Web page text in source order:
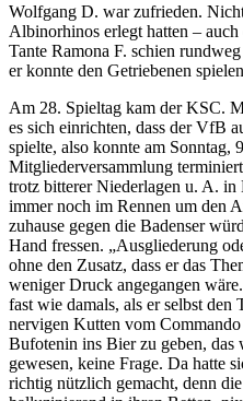
Wolfgang D. war zufrieden.
Albinorhinos erlegt hatten –
Tante Ramona F. schien
er konnte den Getriebenen
Am 28. Spieltag kam der KSC.
es sich einrichten, dass der VfB
spielte, also konnte am Sonntag,
Mitgliederversammlung
trotz bitterer Niederlagen u. A.
immer noch im Rennen um den
zuhause gegen die Badenser
Hand fressen. „Ausgliederung
ohne den Zusatz, dass er das
weniger Druck angegangen
fast wie damals, als er selbst den
nervigen Kutten vom
Bufotenin ins Bier zu geben, das
gewesen, keine Frage. Da hatte
richtig nützlich gemacht, denn